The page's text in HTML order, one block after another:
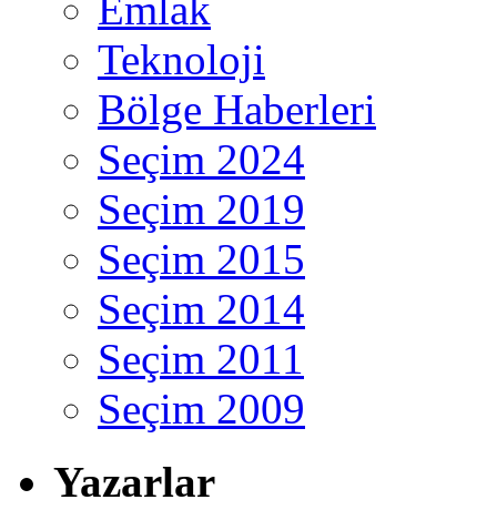
Teknoloji
Bölge Haberleri
Seçim 2024
Seçim 2019
Seçim 2015
Seçim 2014
Seçim 2011
Seçim 2009
Yazarlar